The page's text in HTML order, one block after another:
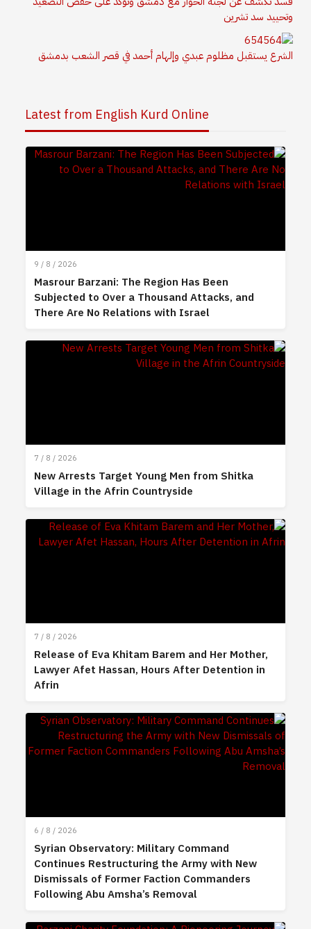
وتحييد سد تشرين
الشرع يستقبل مظلوم عبدي وإلهام أحمد في قصر الشعب بدمشق
Latest from English Kurd Online
9 / 8 / 2026
Masrour Barzani: The Region Has Been
Subjected to Over a Thousand Attacks, and
There Are No Relations with Israel
7 / 8 / 2026
New Arrests Target Young Men from Shitka
Village in the Afrin Countryside
7 / 8 / 2026
Release of Eva Khitam Barem and Her Mother,
Lawyer Afet Hassan, Hours After Detention in
Afrin
6 / 8 / 2026
Syrian Observatory: Military Command
Continues Restructuring the Army with New
Dismissals of Former Faction Commanders
Following Abu Amsha’s Removal